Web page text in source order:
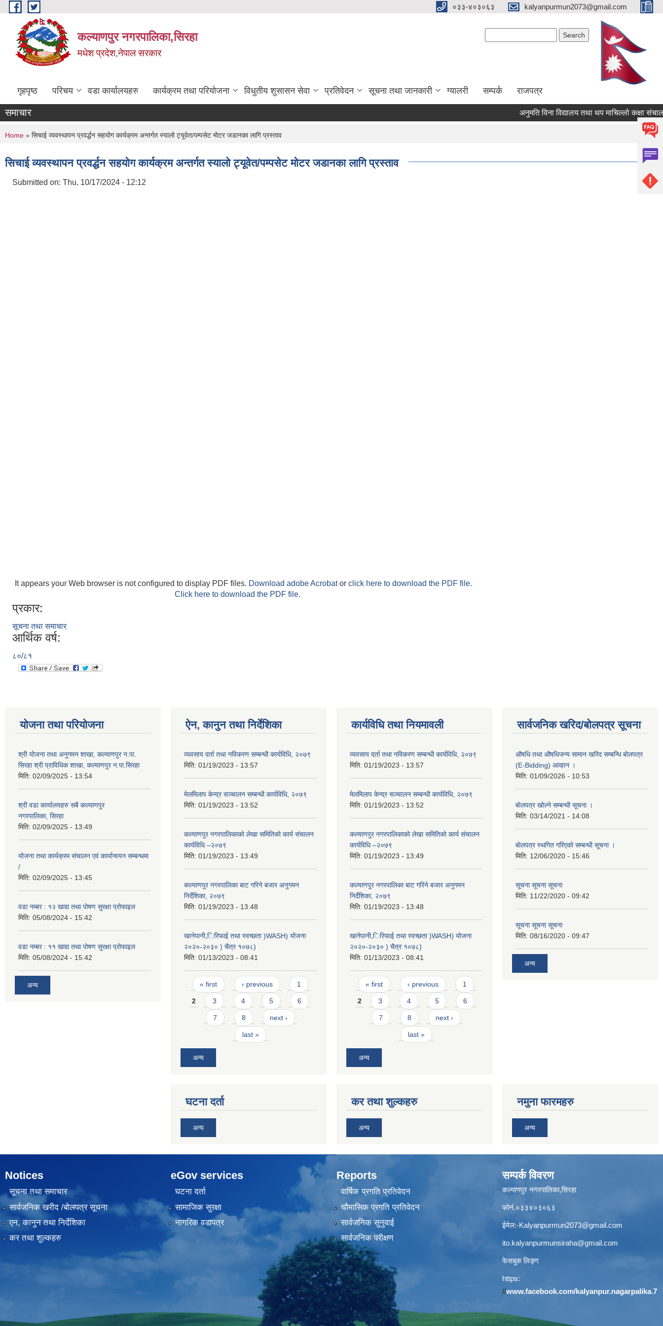
Skip to main content ०३३-४०३०६३ kalyanpurmun2073@gmail.com
कल्याणपुर नगरपालिका,सिरहा
मधेश प्रदेश,नेपाल सरकार
गृहपृष्ठ परिचय वडा कार्यालयहरु कार्यक्रम तथा परियोजना विधुतीय शुसासन सेवा प्रतिवेदन सूचना तथा जानकारी ग्यालरी सम्पर्क राजपत्र
समाचार अनुमति विना विद्यालय तथा थप माचिल्लो कक्षा संचालन
You are here
Home » सिचाई व्यवस्थापन प्रवर्द्धन सहयोग कार्यक्रम अन्तर्गत स्यालो ट्यूवेत/पम्पसेट मोटर जडानका लागि प्रस्ताव
सिचाई व्यवस्थापन प्रवर्द्धन सहयोग कार्यक्रम अन्तर्गत स्यालो ट्यूवेत/पम्पसेट मोटर जडानका लागि प्रस्ताव
Submitted on: Thu, 10/17/2024 - 12:12
It appears your Web browser is not configured to display PDF files. Download adobe Acrobator click here to download the PDF file.
Click here to download the PDF file.
प्रकार:
सूचना तथा समाचार
आर्थिक वर्ष:
८०/८१
योजना तथा परियोजना
श्री योजना तथा अनुगमन शाखा, कल्याणपुर न.पा.
सिरहा श्री प्राविधिक शाखा, कल्याणपुर न.पा.सिरहा
मिति: 02/09/2025 - 13:54
श्री वडा कार्यालयहरु सबै कल्याणपुर
नगरपालिका, सिरहा
मिति: 02/09/2025 - 13:49
योजना तथा कार्यक्रम संचालन एवं कार्यान्वयन सम्बन्धमा
/
मिति: 02/09/2025 - 13:45
वडा नम्बर : १२ खाद्य तथा पोषण सुरक्षा प्रोफाइल
मिति: 05/08/2024 - 15:42
वडा नम्बर : ११ खाद्य तथा पोषण सुरक्षा प्रोफाइल
मिति: 05/08/2024 - 15:42
अन्य
ऐन, कानुन तथा निर्देशिका
व्यवसाय दर्ता तथा नविकरण सम्बन्धी कार्यविधि, २०७९
मिति: 01/19/2023 - 13:57
मेलमिलाप केन्द्र सञ्चालन सम्बन्धी कार्यविधि, २०७९
मिति: 01/19/2023 - 13:52
कल्याणपुर नगरपालिकाको लेखा समितिको कार्य संचालन
कार्यविधि –२०७९
मिति: 01/19/2023 - 13:49
कल्याणपुर नगरपालिका बाट गरिने बजार अनुगमन
निर्देशिका, २०७९
मिति: 01/19/2023 - 13:48
खानेपानी,िरिफाई तथा स्वच्छता )WASH) योजना
२०२०-२०३० ) चैत्र १०७८)
मिति: 01/13/2023 - 08:41
Pages
« first ‹ previous 1
2 3 4 5 6
7 8 next ›
last »
अन्य
कार्यविधि तथा नियमावली
व्यवसाय दर्ता तथा नविकरण सम्बन्धी कार्यविधि, २०७९
मिति: 01/19/2023 - 13:57
मेलमिलाप केन्द्र सञ्चालन सम्बन्धी कार्यविधि, २०७९
मिति: 01/19/2023 - 13:52
कल्याणपुर नगरपालिकाको लेखा समितिको कार्य संचालन
कार्यविधि –२०७९
मिति: 01/19/2023 - 13:49
कल्याणपुर नगरपालिका बाट गरिने बजार अनुगमन
निर्देशिका, २०७९
मिति: 01/19/2023 - 13:48
खानेपानी,िरिफाई तथा स्वच्छता )WASH) योजना
२०२०-२०३० ) चैत्र १०७८)
मिति: 01/13/2023 - 08:41
Pages
« first ‹ previous 1
2 3 4 5 6
7 8 next ›
last »
अन्य
सार्वजनिक खरिद/बोलपत्र सूचना
औषधि तथा औषधिजन्य सामान खरिद सम्बन्धि बोलपत्र
(E-Bidding) आव्हान ।
मिति: 01/09/2026 - 10:53
बाेलपत्र खोल्ने सम्बन्धी सूचना ।
मिति: 03/14/2021 - 14:08
बाेलपत्र स्थगित गरिएकाे सम्बन्धी सूचना ।
मिति: 12/06/2020 - 15:46
सूचना सूचना सूचना
मिति: 11/22/2020 - 09:42
सूचना सूचना सूचना
मिति: 08/16/2020 - 09:47
अन्य
घटना दर्ता
अन्य
कर तथा शुल्कहरु
अन्य
नमुना फारमहरु
अन्य
Notices
सूचना तथा समाचार
सार्वजनिक खरीद /बोलपत्र सूचना
एन, कानुन तथा निर्देशिका
कर तथा शुल्कहरु
eGov services
घटना दर्ता
सामाजिक सुरक्षा
नागरिक वडापत्र
Reports
वार्षिक प्रगति प्रतिवेदन
चौमासिक प्रगति प्रतिवेदन
सार्वजनिक सुनुवाई
सार्वजनिक परीक्षण
सम्पर्क विवरण
कल्याणपुर नगरपालिका,सिरहा
फोनं.०३३४०३०६३
ईमेल:-Kalyanpurmun2073@gmail.com
ito.kalyanpurmunsiraha@gmail.com
फेसबुक लिङ्ग
https:
//www.facebook.com/kalyanpur.nagarpalika.7